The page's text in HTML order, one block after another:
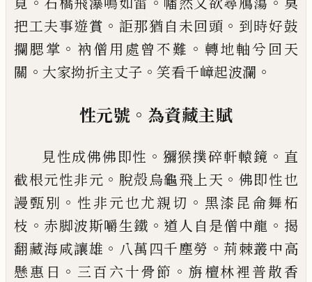
把工夫事遊賞 。 詎那猶自未回頭 。 到時好鼓
攔腮掌 。 衲僧用處曾不難 。 轉地軸兮回天
關 。 大家拗折主丈子 。 笑看千嶂起波瀾 。
性元號 。 為資藏主賦
見性成佛佛即性 。 獼猴撲碎軒轅鏡 。 直
截根元性非元 。 脫殻烏龜飛上天 。 佛即性也
謾甄別 。 性非元也尤親切 。 黑漆昆侖舞柘
枝 。 赤脚波斯嚼生鐵 。 道人自是僧中龍 。 揭
翻藏海咸讓雄 。 八萬四千塵勞 。 荊棘叢中高
懸惠日 。 三百六十骨節 。 旃檀林裡普散香